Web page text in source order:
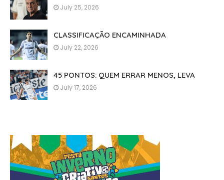
July 25, 2026
CLASSIFICAÇÃO ENCAMINHADA
July 22, 2026
45 PONTOS: QUEM ERRAR MENOS, LEVA
July 17, 2026